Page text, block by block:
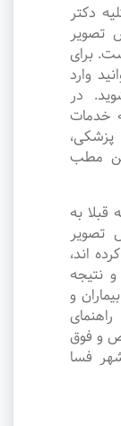
دکتر
برای
وارد
در
خدمات
مطب
قبلا به
اند،
نتیجه
و
و فوق
فسا